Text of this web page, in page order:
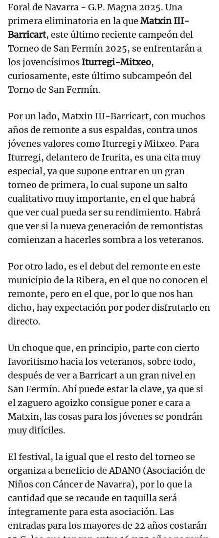
Foral de Navarra - G.P. Magna 2025. Una
primera eliminatoria en la que Matxin III-
Barricart, este último reciente campeón del
Torneo de San Fermín 2025, se enfrentarán a
los jovencísimos Iturregi-Mitxeo,
curiosamente, este último subcampeón del
Torno de San Fermín.
Por un lado, Matxin III-Barricart, con muchos
años de remonte a sus espaldas, contra unos
jóvenes valores como Iturregi y Mitxeo. Para
Iturregi, delantero de Irurita, es una cita muy
especial, ya que supone entrar en un gran
torneo de primera, lo cual supone un salto
cualitativo muy importante, en el que habrá
que ver cual pueda ser su rendimiento. Habrá
que ver si la nueva generación de remontistas
comienzan a hacerles sombra a los veteranos.
Por otro lado, es el debut del remonte en este
municipio de la Ribera, en el que no conocen el
remonte, pero en el que, por lo que nos han
dicho, hay expectación por poder disfrutarlo en
directo.
Un choque que, en principio, parte con cierto
favoritismo hacia los veteranos, sobre todo,
después de ver a Barricart a un gran nivel en
San Fermín. Ahí puede estar la clave, ya que si
el zaguero agoizko consigue poner e cara a
Matxin, las cosas para los jóvenes se pondrán
muy difíciles.
El festival, la igual que el resto del torneo se
organiza a beneficio de ADANO (Asociación de
Niños con Cáncer de Navarra), por lo que la
cantidad que se recaude en taquilla será
íntegramente para esta asociación. Las
entradas para los mayores de 22 años costarán